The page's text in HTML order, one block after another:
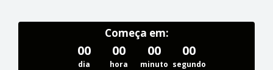
Começa em:
00
dia
00
hora
00
minuto
00
segundo